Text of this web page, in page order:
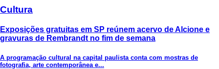
Cultura
Exposições gratuitas em SP reúnem acervo de Alcione e
gravuras de Rembrandt no fim de semana
A programação cultural na capital paulista conta com mostras de
fotografia, arte contemporânea e...